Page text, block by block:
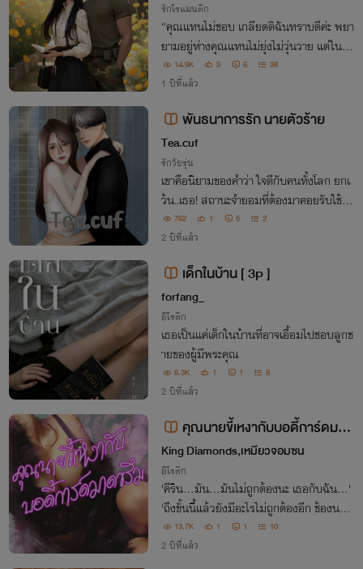
รักโรแมนติก
“คุณแทนไม่ชอบ เกลียดดิฉันทราบดีค่ะ พยา
ยามอยู่ห่างคุณแทนไม่ยุ่งไม่วุ่นวาย แต่ในกา
รทำงานมันต้องพบเจอกันบ้าง แต่ดิฉันไม่คิด
ว่าคุณจะเกลียดถึงขนาดนี้...”
14.9K 3 6 38
1 ปีที่แล้ว
พันธนาการรัก นายตัวร้าย
Tea.cuf
รักวัยรุ่น
เขาคือนิยามของคำว่า ใจดีกับคนทั้งโลก ยกเ
ว้น..เธอ! สถานะจำยอมที่ต้องมาคอยรับใช้ติ
ณภพตั้งแต่เด็ก ต่อหน้าคนอื่นติณภพทั้งยิ้ม
หวาน ใจดี แต่ลับหลังใครจะรู้ว่ากับทิชาแล้ว
762 1 5 2
2 ปีที่แล้ว
เด็กในบ้าน [ 3p ]
forfang_
อีโรติก
เธอเป็นแค่เด็กในบ้านที่อาจเอื้อมไปชอบลูกช
ายของผู้มีพระคุณ
8.3K 1 1 8
2 ปีที่แล้ว
คุณนายขี้เหงากับบอดี้การ์ดมาด
ขรึม (มี e-book)
King Diamonds,เหมียวจอมซน
อีโรติก
'คีริน...มัน...มันไม่ถูกต้องนะ เธอกับฉัน...'
'ถึงขั้นนี้แล้วยังมีอะไรไม่ถูกต้องอีก ช้องนา
ง...ถ้าคุณจะปฏิเสธผมก็อย่ายั่วผม อย่าทำตั
วน่าเอาให้มาก ระวังคุณจะเจ็บตัว'
13.7K 1 1 10
2 ปีที่แล้ว